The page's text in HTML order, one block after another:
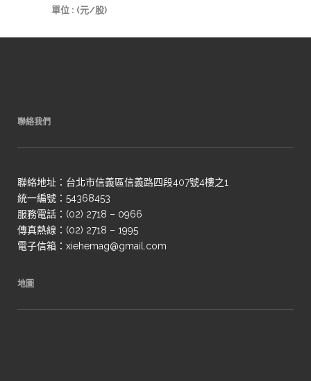
單位 : (元/股)
聯絡我們
聯絡地址：台北市信義區信義路四段407號4樓之1
統一編號：54368453
服務電話：(02) 2718 – 0966
傳真熱線：(02) 2718 – 1995
電子信箱：xiehemag@gmail.com
地圖